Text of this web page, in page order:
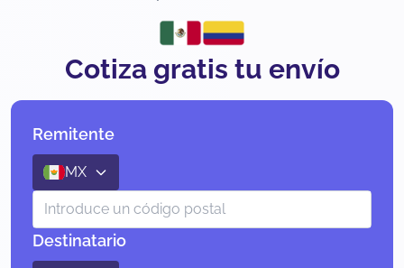
Cotiza gratis tu envío
Remitente
MX
Destinatario